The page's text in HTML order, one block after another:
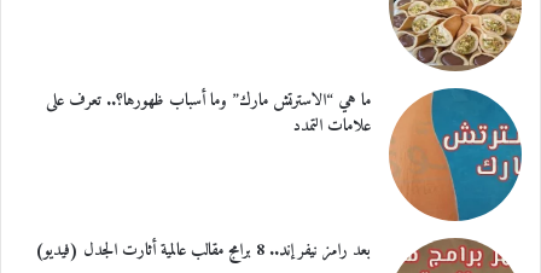
ما هي “الاسترتش مارك” وما أسباب ظهورها؟.. تعرف على
علامات التمدد
بعد رامز نيفر إند.. 8 برامج مقالب عالمية أثارت الجدل (فيديو)